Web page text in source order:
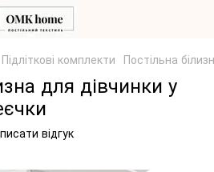
Підліткові комплекти Постільна
для дівчинки у
відгук